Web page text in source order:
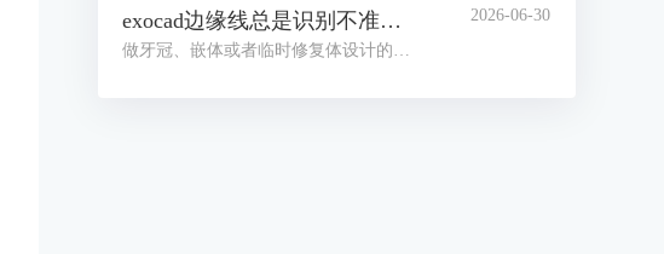
exocad边缘线总是识别不准怎么办 exocad边缘线手动修改怎么更稳
做牙冠、嵌体或者临时修复体设计的时候，只要边缘线识别稍微偏离了一点，后续的冠底计算结果就容易跟着出错，因此很多人会问，exocad里面边缘线为什么总是识别不准，手动修改的时候又该怎么操作才能更稳当一些。在动手调整之前，最好不要急着连续点出很多个控制点，而是先把扫描数据的质量、观察模型的角度以及初始落点的位置这几方面处理到位，然后再针对局部有偏差的地方进行补点或者重新画线，这样整体的修改效率才会更高。
2026-06-30